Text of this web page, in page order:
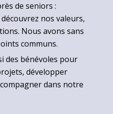
de seniors :
nos valeurs,
Nous avons sans
communs.
des bénévoles pour
développer
dans notre